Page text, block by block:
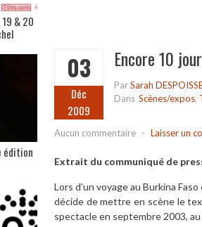
03
Déc
2009
Encore 10
ParSarah
Dans Scènes/expos,
Aucun commentaire - Laisser un
Extrait du communiqué de
Lors d’un voyage au Burkina
décide de mettre en scène le
spectacle en septembre 2003,
& 20
édition